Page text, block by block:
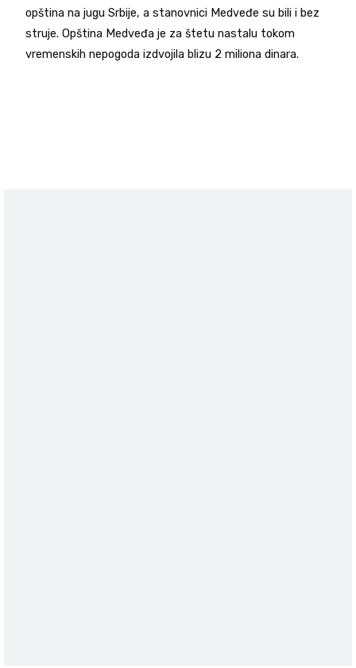
opština na jugu Srbije, a stanovnici Medveđe su bili i bez
struje. Opština Medveđa je za štetu nastalu tokom
vremenskih nepogoda izdvojila blizu 2 miliona dinara.